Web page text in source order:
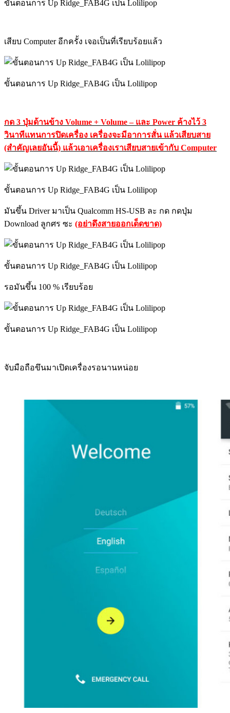
ขั้นตอนการ Up Ridge_FAB4G เป็น Lolilipop
เสียบ Computer อีกครั้ง เจอเป็นที่เรียบร้อยแล้ว
ขั้นตอนการ Up Ridge_FAB4G เป็น Lolilipop
กด 3 ปุ่มด้านข้าง Volume + Volume – และ Power ค้างไว้ 3
วินาทีแทนการปิดเครื่อง เครื่องจะมีอาการสั่น แล้วเสียบสาย
(สำคัญเลยอันนี้) แล้วเอาเครื่องเราเสียบสายเข้ากับ Computer
ขั้นตอนการ Up Ridge_FAB4G เป็น Lolilipop
มันขึ้น Driver มาเป็น Qualcomm HS-USB ละ กด กดปุ่ม
Download ลูกศร ซะ (อย่าดึงสายออกเด็ดขาด)
ขั้นตอนการ Up Ridge_FAB4G เป็น Lolilipop
รอมันขึ้น 100 % เรียบร้อย
ขั้นตอนการ Up Ridge_FAB4G เป็น Lolilipop
จับมือถือขึนมาเปิดเครื่องรอนานหน่อย